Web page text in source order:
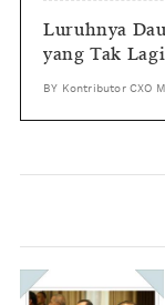
Luruhnya
yang Tak
BY Kontributor CXO